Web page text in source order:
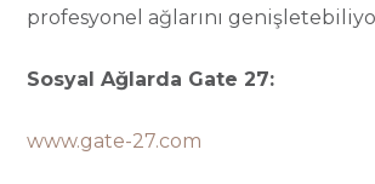
profesyonel ağlarını
Sosyal Ağlarda Gate 27:
www.gate-27.com